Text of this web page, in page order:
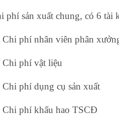
phí sản xuất chung, có 6 tài
phí nhân viên phân
phí vật liệu
phí dụng cụ sản xuất
phí khấu hao TSCĐ